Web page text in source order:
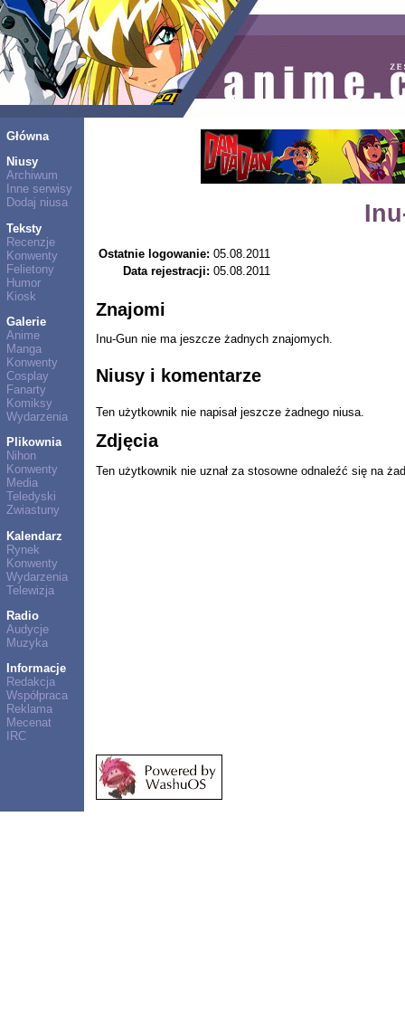
Główna
Niusy
Archiwum
Inne serwisy
Dodaj niusa
Teksty
Recenzje
Konwenty
Felietony
Humor
Kiosk
Galerie
Anime
Manga
Konwenty
Cosplay
Fanarty
Komiksy
Wydarzenia
Plikownia
Nihon
Konwenty
Media
Teledyski
Zwiastuny
Kalendarz
Rynek
Konwenty
Wydarzenia
Telewizja
Radio
Audycje
Muzyka
Informacje
Redakcja
Współpraca
Reklama
Mecenat
IRC
Ostatnie logowanie: 05.08.2011
Data rejestracji: 05.08.2011
Znajomi
Inu-Gun nie ma jeszcze żadnych znajomych.
Niusy i komentarze
Ten użytkownik nie napisał jeszcze żadnego niusa.
Zdjęcia
Ten użytkownik nie uznał za stosowne odnaleźć się na